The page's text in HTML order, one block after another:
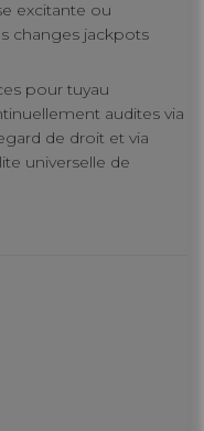
excitante ou
changes jackpots
pour tuyau
audites via
de droit et via
universelle de